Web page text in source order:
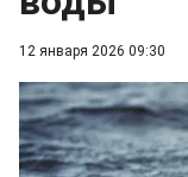
12 января 2026 09:30